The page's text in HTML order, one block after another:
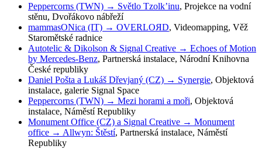
Peppercorns (TWN) → Světlo Tzolk’inu, Projekce na vodní
stěnu, Dvořákovo nábřeží
mammasONica (IT) → OVERLOЯD, Videomapping, Věž
Staromětské radnice
Autotelic & Dikolson & Signal Creative → Echoes of Motion
by Mercedes-Benz, Partnerská instalace, Národní Knihovna
České republiky
Daniel Pošta a Lukáš Dřevjaný (CZ) → Synergie, Objektová
instalace, galerie Signal Space
Peppercorns (TWN) → Mezi horami a moři, Objektová
instalace, Náměstí Republiky
Monument Office (CZ) a Signal Creative → Monument
office → Allwyn: Štěstí, Partnerská instalace, Náměstí
Republiky